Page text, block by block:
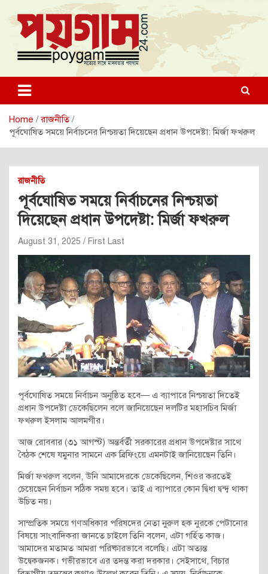
content
poygam24.com
poygam24.com
Home
রাজনীতি
পূর্বঘোষিত সময়ে নির্বাচনের নিশ্চয়তা দিয়েছেন প্রধান উপদেষ্টা: মির্জা ফখরুল
রাজনীতি
পূর্বঘোষিত সময়ে নির্বাচনের নিশ্চয়তা
দিয়েছেন প্রধান উপদেষ্টা: মির্জা ফখরুল
August 31, 2025 First Last
পূর্বঘোষিত সময়ে নির্বাচন অনুষ্ঠিত হবে— এ ব্যাপারে নিশ্চয়তা দিতেই
প্রধান উপদেষ্টা ডেকেছিলেন বলে জানিয়েছেন দলটির মহাসচিব মির্জা
ফখরুল ইসলাম আলমগীর।
আজ রোববার (৩১ আগস্ট) অন্তর্বর্তী সরকারের প্রধান উপদেষ্টার সাথে
বৈঠক শেষে যমুনার সামনে এক ব্রিফিংয়ে এমনটাই জানিয়েছেন তিনি।
মির্জা ফখরুল বলেন, উনি আমাদেরকে ডেকেছিলেন, শিওর করতেই
চেয়েছেন নির্বাচন সঠিক সময় হবে। তাই এ ব্যাপারে কোন দ্বিধা দ্বন্দ্ব থাকা
উচিত নয়।
সাম্প্রতিক সময়ে গণঅধিকার পরিষদের নেতা নুরুল হক নুরকে পেটানোর
বিষয়ে সাংবাদিকরা জানতে চাইলে তিনি বলেন, এটা গর্হিত কাজ।
আমাদের মতামত আমরা পরিষ্কারভাবে বলেছি। এটা অত্যন্ত
উদ্বেকজনক। গভীরভাবে এর তদন্ত করা দরকার। সেইসাথে, বিচার